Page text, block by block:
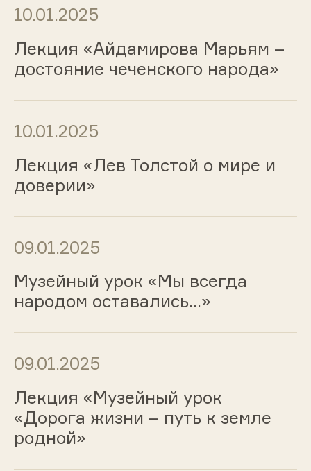
10.01.2025
Лекция «Айдамирова Марьям –
достояние чеченского народа»
10.01.2025
Лекция «Лев Толстой о мире и
доверии»
09.01.2025
Музейный урок «Мы всегда
народом оставались…»
09.01.2025
Лекция «Музейный урок
«Дорога жизни – путь к земле
родной»